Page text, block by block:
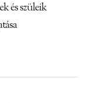
és szüleik